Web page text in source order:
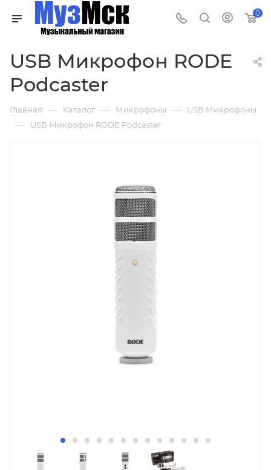
0
USB Микрофон RODE
Podcaster
Главная — Каталог — Микрофоны — USB Микрофоны
— USB Микрофон RODE Podcaster